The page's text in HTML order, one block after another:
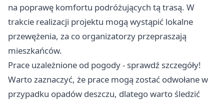
na poprawę komfortu podróżujących tą trasą. W
trakcie realizacji projektu mogą wystąpić lokalne
przewężenia, za co organizatorzy przepraszają
mieszkańców.
Prace uzależnione od pogody - sprawdź szczegóły!
Warto zaznaczyć, że prace mogą zostać odwołane w
przypadku opadów deszczu, dlatego warto śledzić